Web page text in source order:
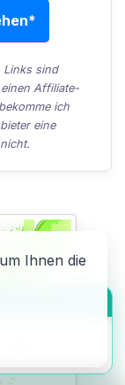
Links sind
Affiliate-
ich
eine
Ihnen die